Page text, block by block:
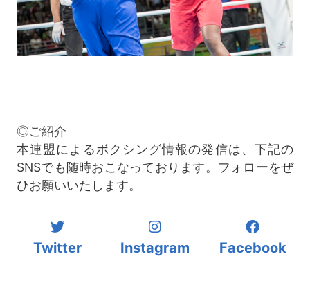
◎ご紹介
本連盟によるボクシング情報の発信は、下記の
SNSでも随時おこなっております。フォローをぜ
ひお願いいたします。
Twitter Instagram Facebook